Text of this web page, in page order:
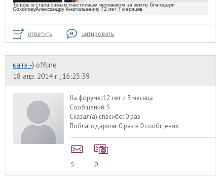
ответить цитировать
катя:-) offline
18 апр. 2014 г., 16:23:39
На форуме:12 лет и 3 месяца
Сообщений: 5
Сказал(а) спасибо: 0 раз
Поблагодарили: 0 раз в 0 сообщенях
5 0